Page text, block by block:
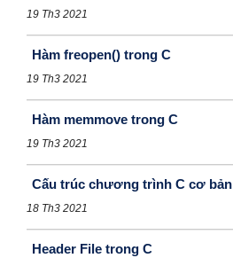
19 Th3 2021
Hàm freopen() trong C
19 Th3 2021
Hàm memmove trong C
19 Th3 2021
Cấu trúc chương trình C cơ bản
18 Th3 2021
Header File trong C